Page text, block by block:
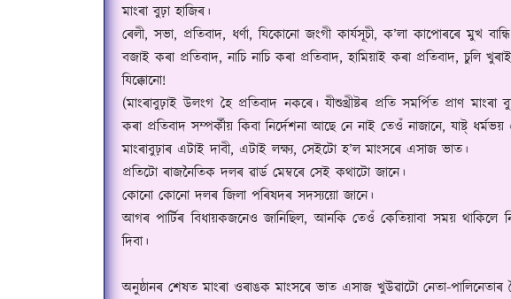
মাংৰা বুঢ়া হাজিৰ।
ৰেলী,সভা, প্ৰতিবাদ, ধৰ্ণা,যিকোনো জংগী কাৰ্যসূচী,ক’লা কাপোৰৰে মুখ
বজাই কৰা প্ৰতিবাদ,নাচি নাচি কৰা প্ৰতিবাদ,হামিয়াই কৰা প্ৰতিবাদ,চুলি
যিক্কোনো!
(মাংৰাবুঢ়াই উলংগ হৈ প্ৰতিবাদ নকৰে। যীশুখ্ৰীষ্টৰ প্ৰতি সমৰ্পিত প্ৰাণ মাংৰা
কৰা প্ৰতিবাদ সম্পৰ্কীয় কিবা নিৰ্দেশনা আছে নে নাই তেওঁ নাজানে,যাষ্ট্
মাংৰাবুঢ়াৰ এটাই দাবী, এটাই লক্ষ্য, সেইটো হ’ল মাংসৰে এসাজ ভাত।
প্ৰতিটো ৰাজনৈতিক দলৰ ৱাৰ্ড মেম্বৰে সেই কথাটো জানে।
কোনো কোনো দলৰ জিলা পৰিষদৰ সদস্য‌য়ো জানে।
আগৰ পাৰ্টিৰ বিধায়কজনেও জানিছিল,আনকি তেওঁ কেতিয়াবা সময় থাকিলে
দিবা।
অনুষ্ঠানৰ শেষত মাংৰা ওৰাঙক মাংসৰে ভাত এসাজ খুউৱাটো নেতা-পালিনেতাৰ